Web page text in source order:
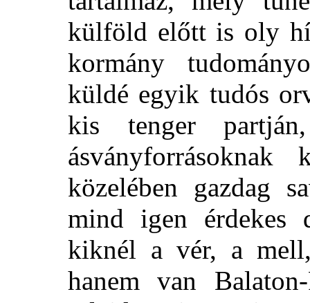
külföld előtt is oly
kormány
küldé egyik tudós
kis tenger
közelében gazdag
mind igen érdekes
kiknél a vér, a
hanem van